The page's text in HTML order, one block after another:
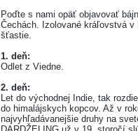
Poďte s nami opäť objavovať
Čechách. Izolované kráľovstvá v
šťastie.
1. deň:
Odlet z Viedne.
2. deň:
Let do východnej Indie, tak
do himalájskych kopcov. Až v
najvyhľadávanejšie druhy na